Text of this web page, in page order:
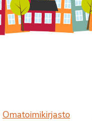
Omatoimikirjasto